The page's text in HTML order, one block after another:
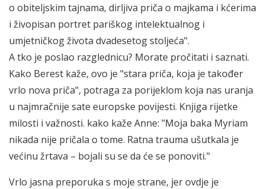
o obiteljskim tajnama, dirljiva priča o majkama i kćerima
i živopisan portret pariškog intelektualnog i
umjetničkog života dvadesetog stoljeća".
A tko je poslao razglednicu? Morate pročitati i saznati.
Kako Berest kaže, ovo je "stara priča, koja je također
vrlo nova priča", potraga za porijeklom koja nas uranja
u najmračnije sate europske povijesti. Knjiga rijetke
milosti i važnosti. kako kaže Anne: "Moja baka Myriam
nikada nije pričala o tome. Ratna trauma ušutkala je
većinu žrtava – bojali su se da će se ponoviti."
Vrlo jasna preporuka s moje strane, jer ovdje je